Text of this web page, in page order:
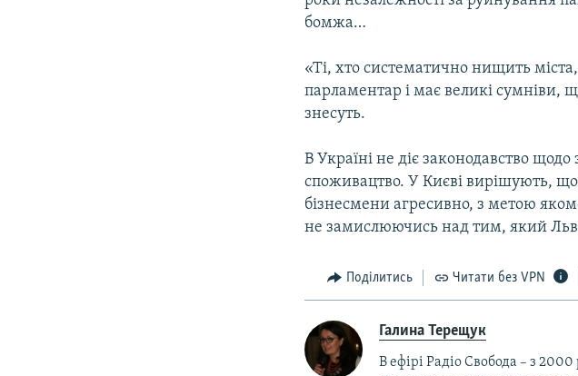
бомжа…
«Ті, хто систематично нищить
парламентар і має великі сумніви,
знесуть.
В Україні не діє законодавство
споживацтво. У Києві вирішують,
бізнесмени агресивно, з метою
не замислюючись над тим, який
Поділитись Читати без VPN
Галина Терещук
В ефірі Радіо Свобода – з